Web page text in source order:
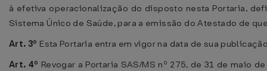
à efetiva operacionalização do disposto nesta Portaria,
Sistema Único de Saúde, para a emissão do Atestado de
Art. 3º Esta Portaria entra em vigor na data de sua
Art. 4º Revogar a Portaria SAS/MS nº 275, de 31 de maio